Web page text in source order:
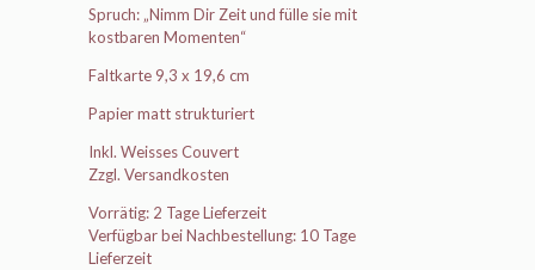
Spruch: „Nimm Dir Zeit und fülle sie mit
kostbaren Momenten“
Faltkarte 9,3 x 19,6 cm
Papier matt strukturiert
Inkl. Weisses Couvert
Zzgl. Versandkosten
Vorrätig: 2 Tage Lieferzeit
Verfügbar bei Nachbestellung: 10 Tage
Lieferzeit